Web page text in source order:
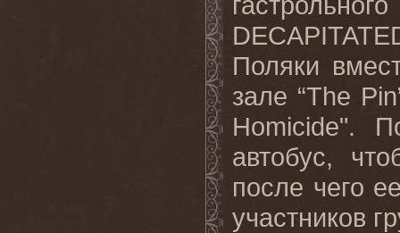
Поляки
зале “The Pin
Homicide".
автобус,
после чего
участников